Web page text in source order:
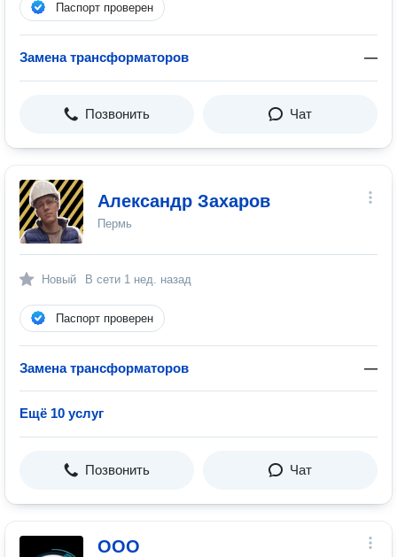
Паспорт проверен
Замена трансформаторов —
Позвонить Чат
Александр Захаров
Пермь
Новый В сети 1 нед. назад
Паспорт проверен
Замена трансформаторов —
Ещё 10 услуг
Позвонить Чат
ООО